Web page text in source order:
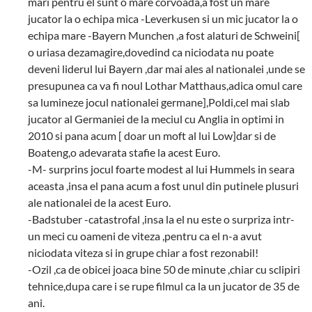
jucator la o echipa mica -Leverkusen si un mic jucator la o
echipa mare -Bayern Munchen ,a fost alaturi de Schweini[
o uriasa dezamagire,dovedind ca niciodata nu poate
deveni liderul lui Bayern ,dar mai ales al nationalei ,unde se
presupunea ca va fi noul Lothar Matthaus,adica omul care
sa lumineze jocul nationalei germane],Poldi,cel mai slab
jucator al Germaniei de la meciul cu Anglia in optimi in
2010 si pana acum [ doar un moft al lui Low]dar si de
Boateng,o adevarata stafie la acest Euro.
-M- surprins jocul foarte modest al lui Hummels in seara
aceasta ,insa el pana acum a fost unul din putinele plusuri
ale nationalei de la acest Euro.
-Badstuber -catastrofal ,insa la el nu este o surpriza intr-
un meci cu oameni de viteza ,pentru ca el n-a avut
niciodata viteza si in grupe chiar a fost rezonabil!
-Ozil ,ca de obicei joaca bine 50 de minute ,chiar cu sclipiri
tehnice,dupa care i se rupe filmul ca la un jucator de 35 de
ani.